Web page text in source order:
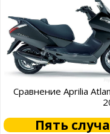
Сравнение Aprilia
Пять